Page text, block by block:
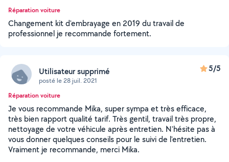
Réparation voiture
Changement kit d'embrayage en 2019 du travail de
professionnel je recommande fortement.
Utilisateur supprimé
posté le 28 juil. 2021
5/5
Réparation voiture
Je vous recommande Mika, super sympa et très efficace,
très bien rapport qualité tarif. Très gentil, travail très propre,
nettoyage de votre véhicule après entretien. N'hésite pas à
vous donner quelques conseils pour le suivi de l'entretien.
Vraiment je recommande, merci Mika.